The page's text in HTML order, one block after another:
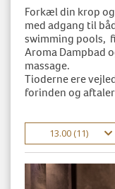
Forkæl din krop
med adgang til
swimming pools,
Aroma Dampbad
massage.
Tioderne ere
forinden og
13.00 (11)